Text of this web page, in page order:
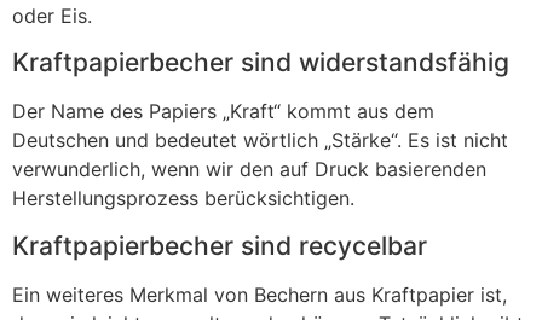
oder Eis.
Kraftpapierbecher sind widerstandsfähig​
Der Name des Papiers „Kraft“ kommt aus dem
Deutschen und bedeutet wörtlich „Stärke“. Es ist nicht
verwunderlich, wenn wir den auf Druck basierenden
Herstellungsprozess berücksichtigen.
Kraftpapierbecher sind recycelbar
Ein weiteres Merkmal von Bechern aus Kraftpapier ist,